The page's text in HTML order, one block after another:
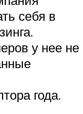
себя в
у нее не
года.